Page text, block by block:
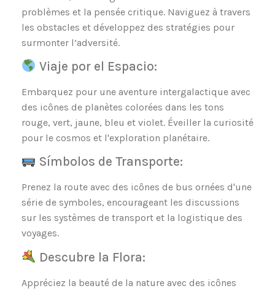
problèmes et la pensée critique. Naviguez à travers
les obstacles et développez des stratégies pour
surmonter l’adversité.
Viaje por el Espacio:
Embarquez pour une aventure intergalactique avec
des icônes de planètes colorées dans les tons
rouge, vert, jaune, bleu et violet. Éveiller la curiosité
pour le cosmos et l'exploration planétaire.
Símbolos de Transporte:
Prenez la route avec des icônes de bus ornées d'une
série de symboles, encourageant les discussions
sur les systèmes de transport et la logistique des
voyages.
Descubre la Flora:
Appréciez la beauté de la nature avec des icônes